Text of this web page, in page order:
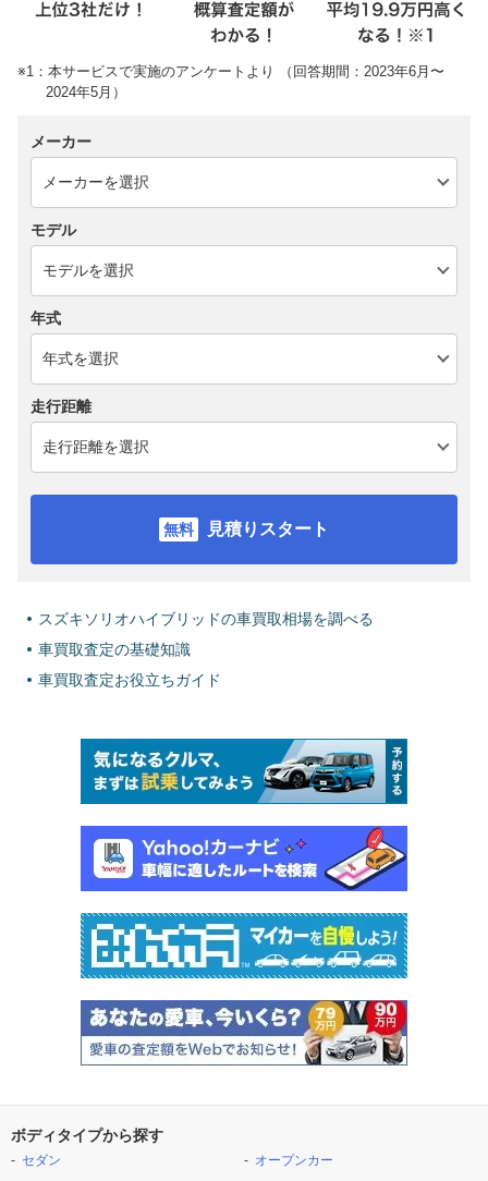
※1：本サービスで実施のアンケートより （回答期間：2023年6月〜
2024年5月）
メーカー
モデル
年式
走行距離
見積りスタート
スズキソリオハイブリッドの車買取相場を調べる
車買取査定の基礎知識
車買取査定お役立ちガイド
ボディタイプから探す
セダン
オープンカー